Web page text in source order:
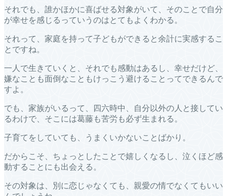
それでも、誰かほかに喜ばせる対象がいて、そのことで自分
が幸せを感じるっていうのはとてもよくわかる。
それって、家庭を持って子どもができると余計に実感するこ
とですね。
一人で生きていくと、それでも感動はあるし、幸せだけど、
嫌なことも面倒なこともけっこう避けることってできるんで
すよ。
でも、家族がいるって、四六時中、自分以外の人と接してい
るわけで、そこには葛藤も苦労も必ず生まれる。
子育てをしていても、うまくいかないことばかり。
だからこそ、ちょっとしたことで嬉しくなるし、泣くほど感
動することにも出会える。
その対象は、別に恋じゃなくても、親愛の情でなくてもいい